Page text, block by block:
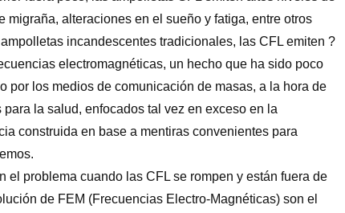
migraña, alteraciones en el sueño y fatiga, entre otros
incandescentes tradicionales, las CFL emiten ?
electromagnéticas, un hecho que ha sido poco
por los medios de comunicación de masas, a la hora de
la salud, enfocados tal vez en exceso en la
construida en base a mentiras convenientes para
el problema cuando las CFL se rompen y están fuera de
de FEM (Frecuencias Electro-Magnéticas) son el